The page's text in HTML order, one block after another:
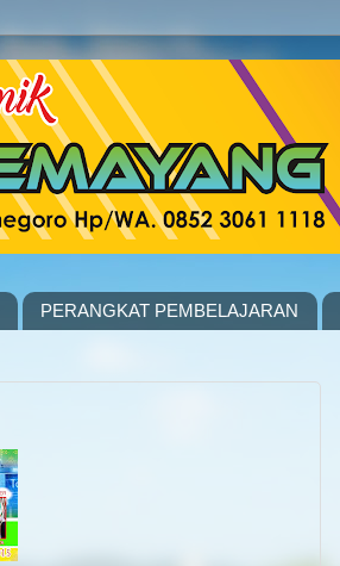
PERANGKAT PEMBELAJARAN